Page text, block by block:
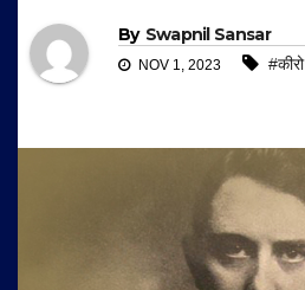
By Swapnil Sansar
NOV 1, 2023 #कीरो